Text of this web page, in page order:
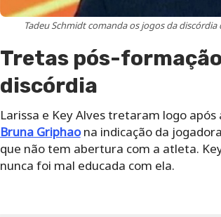
Tadeu Schmidt comanda os jogos da
Tretas pós-
discórdia
Larissa e Key Alves tretaram logo
Bruna Griphaona indicação da
que não tem abertura com a atleta.
nunca foi mal educada com ela.